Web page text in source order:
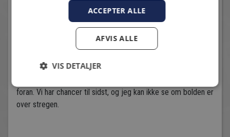
også efter diverse optagelser, at bolden er et godt stykke
over stregen, men dommerens fløjte er tavs, og så ender
kampen som den begyndte med 0-0.
lortebane. Der skal dog lyde en stor ros til vores forsvar, der
foran. Vi har chancer til sidst, og jeg kan ikke se om bolden er
over stregen.
ACCEPTER ALLE
AFVIS ALLE
VIS DETALJER